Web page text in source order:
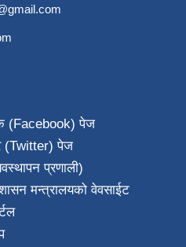
(Facebook) पेज
(Twitter) पेज
प्रणाली)
मन्त्रालयको वेवसाईट